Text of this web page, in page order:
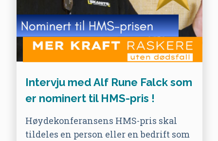
Intervju med Alf Rune Falck som
er nominert til HMS-pris !
Høydekonferansens HMS-pris skal
tildeles en person eller en bedrift som